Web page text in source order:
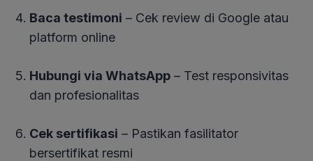
Baca testimoni – Cek review di Google atau
platform online
Hubungi via WhatsApp – Test responsivitas
dan profesionalitas
Cek sertifikasi – Pastikan fasilitator
bersertifikat resmi